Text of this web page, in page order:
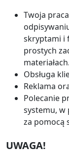
Twoja
skryptami i
prostych
materiałach.
Obsługa
Reklama
Polecanie
systemu, w
za pomocą
UWAGA!